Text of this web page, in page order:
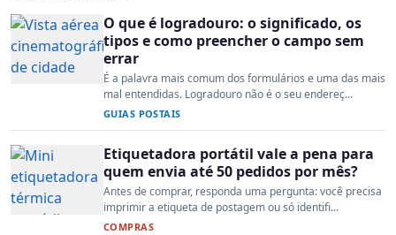
O que é logradouro: o significado, os
tipos e como preencher o campo sem
errar
É a palavra mais comum dos formulários e uma das mais
mal entendidas. Logradouro não é o seu endereç...
GUIAS POSTAIS
Etiquetadora portátil vale a pena para
quem envia até 50 pedidos por mês?
Antes de comprar, responda uma pergunta: você precisa
imprimir a etiqueta de postagem ou só identifi...
COMPRAS